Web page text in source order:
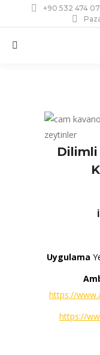
+90 532 474
Ara:
Dilimli
Uygulama
https://
https://